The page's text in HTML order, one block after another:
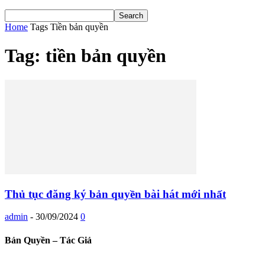
Home Tags Tiền bản quyền
Tag: tiền bản quyền
Thủ tục đăng ký bản quyền bài hát mới nhất
admin - 30/09/2024 0
Bản Quyền – Tác Giả